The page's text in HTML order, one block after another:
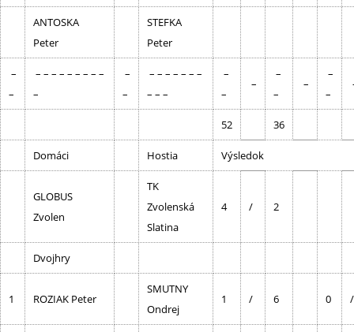
ANTOSKA
Peter
STEFKA
Peter
–
–
– – – – – – – – –
–
–
–
– – – – – – –
– – –
–
–
–
–
–
–
–
–
52 36
Domáci Hostia Výsledok
GLOBUS
Zvolen
TK
Zvolenská
Slatina
4 / 2
Dvojhry
1 ROZIAK Peter
SMUTNY
Ondrej
1 / 6 0 /